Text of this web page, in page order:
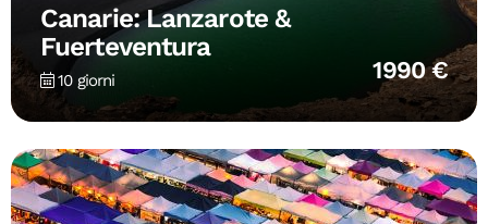
Canarie: Lanzarote &
Fuerteventura
10 giorni 1990 €